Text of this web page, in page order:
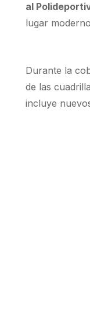
al
lugar
Durante la
de las
incluye